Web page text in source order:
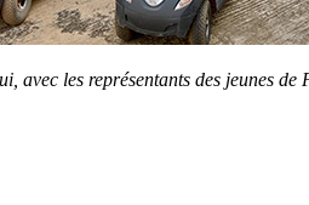
avec les représentants des jeunes